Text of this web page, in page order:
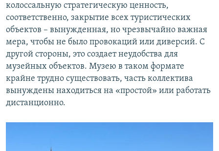
колоссальную стратегическую ценность,
соответственно, закрытие всех туристических
объектов – вынужденная, но чрезвычайно важная
мера, чтобы не было провокаций или диверсий. С
другой стороны, это создает неудобства для
музейных объектов. Музею в таком формате
крайне трудно существовать, часть коллектива
вынуждены находиться на «простой» или работать
дистанционно.